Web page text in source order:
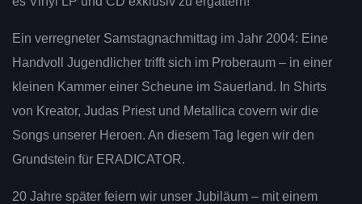
Ein verregneter Samstagnachmittag im Jahr 2004: Eine
Handvoll Jugendlicher trifft sich im Proberaum – in einer
kleinen Kammer einer Scheune im Sauerland. In Shirts
von Kreator, Judas Priest und Metallica covern wir die
Songs unserer Heroen. An diesem Tag legen wir den
Grundstein für ERADICATOR.
20 Jahre später feiern wir unser Jubiläum – mit einem